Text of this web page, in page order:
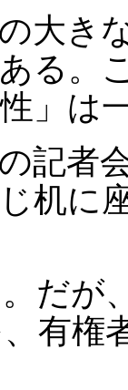
大き
る。
」は
記者
机に
だが
有権